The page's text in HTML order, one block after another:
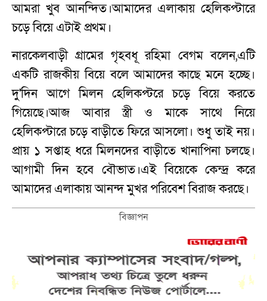
আমরা খুব আনন্দিত।আমাদের এলাকায় হেলিকপ্টারে
চড়ে বিয়ে এটাই প্রথম।
নারকেলবাড়ী গ্রামের গৃহবধূ রহিমা বেগম বলেন,এটি
একটি রাজকীয় বিয়ে বলে আমাদের কাছে মনে হচ্ছে।
দু'দিন আগে মিলন হেলিকপ্টরে চড়ে বিয়ে করতে
গিয়েছে।আজ আবার স্ত্রী ও মাকে সাথে নিয়ে
হেলিকপ্টারে চড়ে বাড়ীতে ফিরে আসলো। শুধু তাই নয়।
প্রায় ১ সপ্তাহ ধরে মিলনদের বাড়ীতে খানাপিনা চলছে।
আগামী দিন হবে বৌভাত।এই বিয়েকে কেন্দ্র করে
আমাদের এলাকায় আনন্দ মুখর পরিবেশ বিরাজ করছে।
বিজ্ঞাপন